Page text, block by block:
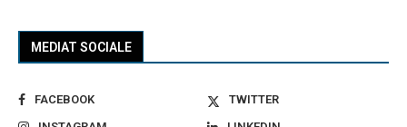
MEDIAT SOCIALE
FACEBOOK
TWITTER